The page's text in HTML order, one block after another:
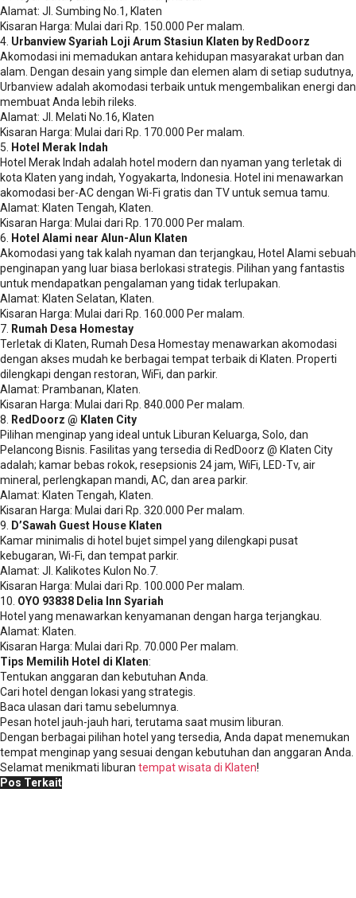
Alamat: Jl. Sumbing No.1, Klaten
Kisaran Harga: Mulai dari Rp. 150.000 Per malam.
4. Urbanview Syariah Loji Arum Stasiun Klaten by RedDoorz
Akomodasi ini memadukan antara kehidupan masyarakat urban dan
alam. Dengan desain yang simple dan elemen alam di setiap sudutnya,
Urbanview adalah akomodasi terbaik untuk mengembalikan energi dan
membuat Anda lebih rileks.
Alamat: Jl. Melati No.16, Klaten
Kisaran Harga: Mulai dari Rp. 170.000 Per malam.
5.
Hotel Merak Indah
Hotel Merak Indah adalah hotel modern dan nyaman yang terletak di
kota Klaten yang indah, Yogyakarta, Indonesia. Hotel ini menawarkan
akomodasi ber-AC dengan Wi-Fi gratis dan TV untuk semua tamu.
Alamat: Klaten Tengah, Klaten.
Kisaran Harga: Mulai dari Rp. 170.000 Per malam.
6.
Hotel Alami near Alun-Alun Klaten
Akomodasi yang tak kalah nyaman dan terjangkau, Hotel Alami sebuah
penginapan yang luar biasa berlokasi strategis. Pilihan yang fantastis
untuk mendapatkan pengalaman yang tidak terlupakan.
Alamat: Klaten Selatan, Klaten.
Kisaran Harga: Mulai dari Rp. 160.000 Per malam.
7. Rumah Desa Homestay
Terletak di Klaten, Rumah Desa Homestay menawarkan akomodasi
dengan akses mudah ke berbagai tempat terbaik di Klaten. Properti
dilengkapi dengan restoran, WiFi, dan parkir.
Alamat: Prambanan, Klaten.
Kisaran Harga: Mulai dari Rp. 840.000 Per malam.
8.
RedDoorz @ Klaten City
Pilihan menginap yang ideal untuk Liburan Keluarga, Solo, dan
Pelancong Bisnis. Fasilitas yang tersedia di RedDoorz @ Klaten City
adalah; kamar bebas rokok, resepsionis 24 jam, WiFi, LED-Tv, air
mineral, perlengkapan mandi, AC, dan area parkir.
Alamat: Klaten Tengah, Klaten.
Kisaran Harga: Mulai dari Rp. 320.000 Per malam.
9.
D’Sawah Guest House Klaten
Kamar minimalis di hotel bujet simpel yang dilengkapi pusat
kebugaran, Wi-Fi, dan tempat parkir.
Alamat: Jl. Kalikotes Kulon No.7.
Kisaran Harga: Mulai dari Rp. 100.000 Per malam.
10. OYO 93838 Delia Inn Syariah
Hotel yang menawarkan kenyamanan dengan harga terjangkau.
Alamat: Klaten.
Kisaran Harga: Mulai dari Rp. 70.000 Per malam.
Tips Memilih Hotel di Klaten:
Tentukan anggaran dan kebutuhan Anda.
Cari hotel dengan lokasi yang strategis.
Baca ulasan dari tamu sebelumnya.
Pesan hotel jauh-jauh hari, terutama saat musim liburan.
Dengan berbagai pilihan hotel yang tersedia, Anda dapat menemukan
tempat menginap yang sesuai dengan kebutuhan dan anggaran Anda.
Selamat menikmati liburan tempat wisata di Klaten!
Pos Terkait